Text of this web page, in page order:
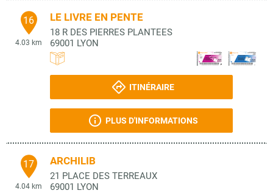
16
4.03 km
LE LIVRE EN PENTE
18 R DES PIERRES PLANTEES
69001 LYON
ITINÉRAIRE
PLUS D'INFORMATIONS
17
4.04 km
ARCHILIB
21 PLACE DES TERREAUX
69001 LYON